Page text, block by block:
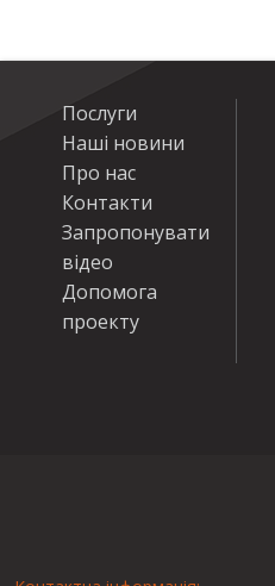
Послуги
Наші новини
Про нас
Контакти
Запропонувати
відео
Допомога
проекту